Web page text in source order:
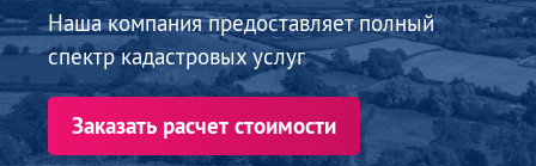
Наша компания предоставляет полный
спектр кадастровых услуг
Заказать расчет стоимости